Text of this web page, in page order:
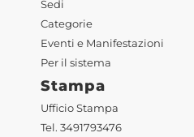
Sedi
Categorie
Eventi e Manifestazioni
Per il sistema
Stampa
Ufficio Stampa
Tel. 3491793476